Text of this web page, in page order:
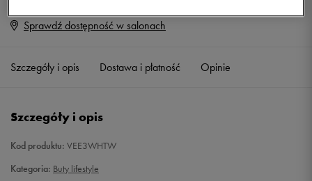
Rozmiary EU
38 24 cm
Sprawdź dostępność w salonach
Szczegóły i opis Dostawa i płatność Opinie
Szczegóły i opis
Kod produktu: VEE3WHTW
Kategoria: Buty lifestyle